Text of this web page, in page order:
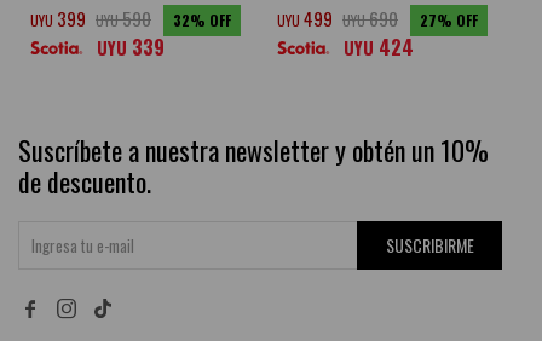
UYU 399 UYU590 32
UYU 339
UYU 499 UYU690 27
UYU 424
Suscríbete a nuestra newsletter y obtén un 10%
de descuento.
SUSCRIBIRME
 